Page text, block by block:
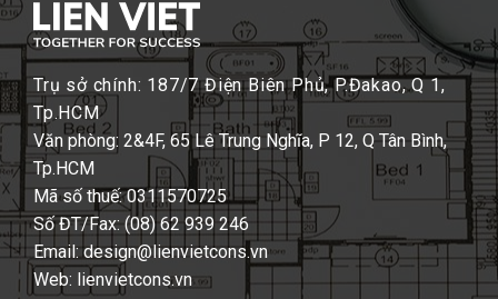
Trụ sở chính: 187/7 Điện Biên Phủ, P.Đakao, Q 1,
Tp.HCM
Văn phòng: 2&4F, 65 Lê Trung Nghĩa, P 12, Q Tân Bình,
Tp.HCM
Mã số thuế: 0311570725
Số ĐT/Fax: (08) 62 939 246
Email: design@lienvietcons.vn
Web: lienvietcons.vn